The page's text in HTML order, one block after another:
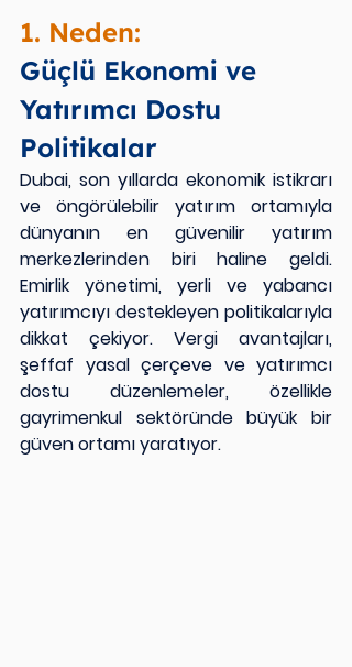
1. Neden:
Güçlü Ekonomi ve
Yatırımcı Dostu
Politikalar
Dubai, son yıllarda ekonomik istikrarı
ve öngörülebilir yatırım ortamıyla
dünyanın en güvenilir yatırım
merkezlerinden biri haline geldi.
Emirlik yönetimi, yerli ve yabancı
yatırımcıyı destekleyen politikalarıyla
dikkat çekiyor. Vergi avantajları,
şeffaf yasal çerçeve ve yatırımcı
dostu düzenlemeler, özellikle
gayrimenkul sektöründe büyük bir
güven ortamı yaratıyor.